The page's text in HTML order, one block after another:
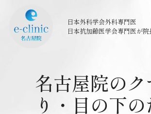
日本外科学会外科専門医
日本抗加齢医学会専門医が院
名古屋院のク
り・目の下の